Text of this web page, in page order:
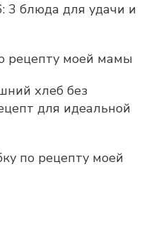
3 блюда для удачи и
рецепту моей мамы
хлеб без
для идеальной
по рецепту моей